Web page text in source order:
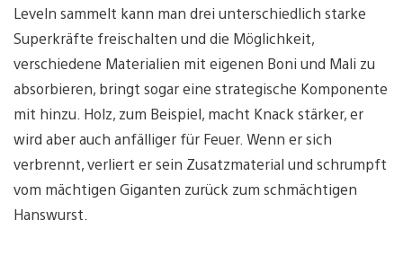
Leveln sammelt kann man drei unterschiedlich starke
Superkräfte freischalten und die Möglichkeit,
verschiedene Materialien mit eigenen Boni und Mali zu
absorbieren, bringt sogar eine strategische Komponente
mit hinzu. Holz, zum Beispiel, macht Knack stärker, er
wird aber auch anfälliger für Feuer. Wenn er sich
verbrennt, verliert er sein Zusatzmaterial und schrumpft
vom mächtigen Giganten zurück zum schmächtigen
Hanswurst.